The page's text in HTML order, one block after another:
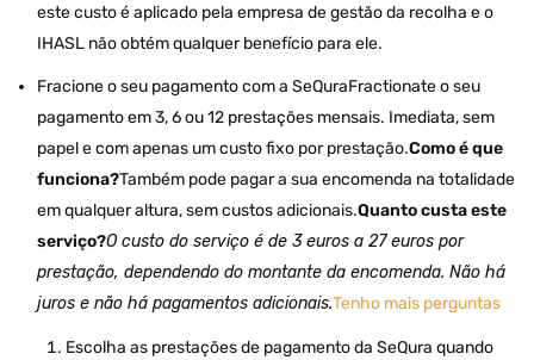
este custo é aplicado pela empresa de gestão da recolha e o
IHASL não obtém qualquer benefício para ele.
Fracione o seu pagamento com a SeQuraFractionate o seu
pagamento em 3, 6 ou 12 prestações mensais. Imediata, sem
papel e com apenas um custo fixo por prestação.Como é que
funciona?Também pode pagar a sua encomenda na totalidade
em qualquer altura, sem custos adicionais.Quanto custa este
serviço?O custo do serviço é de 3 euros a 27 euros por
prestação, dependendo do montante da encomenda. Não há
juros e não há pagamentos adicionais.Tenho mais perguntas
Escolha as prestações de pagamento da SeQura quando